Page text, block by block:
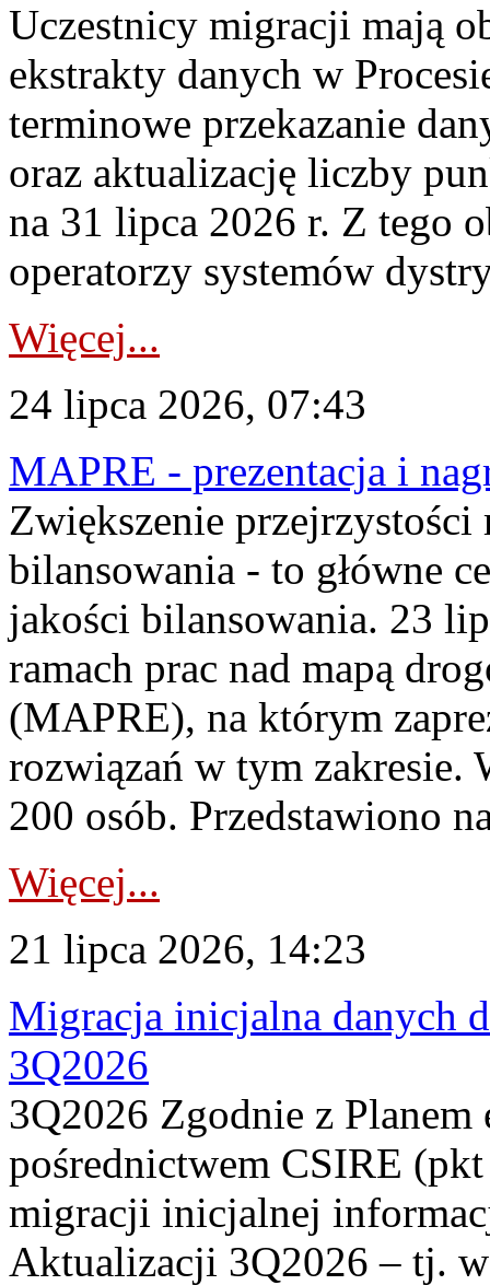
Uczestnicy migracji mają
ekstrakty danych w
terminowe przekazanie
oraz aktualizację liczby
na 31 lipca 2026 r. Z tego
operatorzy systemów
Więcej...
24 lipca 2026, 07:43
MAPRE - prezentacja i
Zwiększenie
bilansowania - to główne
jakości bilansowania. 23
ramach prac nad mapą
(MAPRE), na którym
rozwiązań w tym zakresie.
200 osób. Przedstawiono
Więcej...
21 lipca 2026, 14:23
Migracja inicjalna danych
3Q2026
3Q2026 Zgodnie z
pośrednictwem CSIRE
migracji inicjalnej
Aktualizacji 3Q2026 – tj.